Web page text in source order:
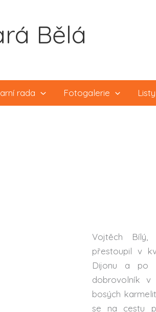
Bělá
rada Fotogalerie
Vojtěch Bílý,
přestoupil v
Dijonu a po
dobrovolník v
bosých
se na cestu